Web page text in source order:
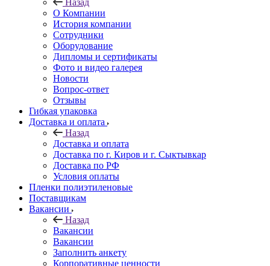
Назад
О Компании
История компании
Сотрудники
Оборудование
Дипломы и сертификаты
Фото и видео галерея
Новости
Вопрос-ответ
Отзывы
Гибкая упаковка
Доставка и оплата
Назад
Доставка и оплата
Доставка по г. Киров и г. Сыктывкар
Доставка по РФ
Условия оплаты
Пленки полиэтиленовые
Поставщикам
Вакансии
Назад
Вакансии
Вакансии
Заполнить анкету
Корпоративные ценности